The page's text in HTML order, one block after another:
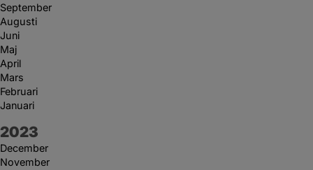
September
Augusti
Juni
Maj
April
Mars
Februari
Januari
År:
2023
December
November